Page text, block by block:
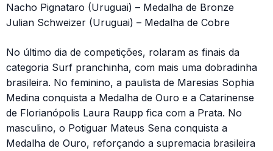
Nacho Pignataro (Uruguai) – Medalha de Bronze
Julian Schweizer (Uruguai) – Medalha de Cobre
No último dia de competições, rolaram as finais da
categoria Surf pranchinha, com mais uma dobradinha
brasileira. No feminino, a paulista de Maresias Sophia
Medina conquista a Medalha de Ouro e a Catarinense
de Florianópolis Laura Raupp fica com a Prata. No
masculino, o Potiguar Mateus Sena conquista a
Medalha de Ouro, reforçando a supremacia brasileira